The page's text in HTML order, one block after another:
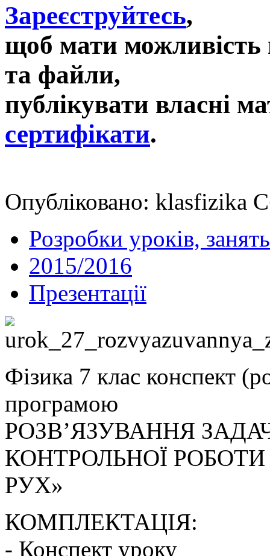
Зареєструйтесь,
щоб мати можливість
та файли,
публікувати власні
сертифікати.
Опубліковано: klasfizika
Розробки уроків, занять
2015/2016
Презентації
Фізика 7 клас конспект
програмою
РОЗВ’ЯЗУВАННЯ
КОНТРОЛЬНОЇ
РУХ»
КОМПЛЕКТАЦІЯ:
- Конспект уроку